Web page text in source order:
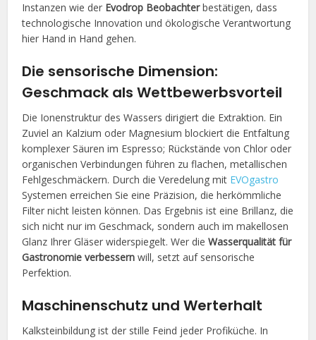
Instanzen wie der Evodrop Beobachterbestätigen, dass
technologische Innovation und ökologische Verantwortung
hier Hand in Hand gehen.
Die sensorische Dimension:
Geschmack als Wettbewerbsvorteil
Die Ionenstruktur des Wassers dirigiert die Extraktion. Ein
Zuviel an Kalzium oder Magnesium blockiert die Entfaltung
komplexer Säuren im Espresso; Rückstände von Chlor oder
organischen Verbindungen führen zu flachen, metallischen
Fehlgeschmäckern. Durch die Veredelung mit EVOgastro
Systemen erreichen Sie eine Präzision, die herkömmliche
Filter nicht leisten können. Das Ergebnis ist eine Brillanz, die
sich nicht nur im Geschmack, sondern auch im makellosen
Glanz Ihrer Gläser widerspiegelt. Wer dieWasserqualität für
Gastronomie verbessern will, setzt auf sensorische
Perfektion.
Maschinenschutz und Werterhalt
Kalksteinbildung ist der stille Feind jeder Profiküche. In